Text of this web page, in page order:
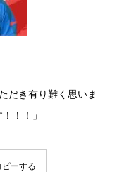
だき有り難く思いま
！！」
ーする